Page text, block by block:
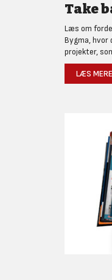
Take
Læs om
Bygma,
projekter,
LÆS MERE